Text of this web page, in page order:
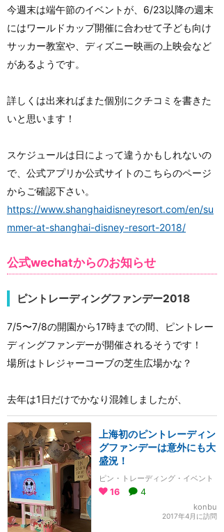
今週末は端午節のイベントが、6/23以降の週末
にはワールドカップ開催に合わせて子ども向け
サッカー教室や、ディズニー映画の上映会など
があるようです。
詳しくは出来ればまた個別にクチコミを書きた
いと思います！
スケジュールは日によって違うかもしれないの
で、公式アプリか公式サイトのこちらのページ
からご確認下さい。
https://www.shanghaidisneyresort.com/en/su
mmer-at-shanghai-disney-resort-2018/
公式wechatからのお知らせ
ピントレーディングファンデー2018
7/5〜7/8の開園から17時までの間、ピントレー
ディングファンデーが開催されるそうです！
場所はトレジャーコーブの芝生広場かな？
去年は1日だけでかなり混雑しましたが、
上海初のピントレーディン
グファンデーは意外にも大
盛況！
ピン・トレーディング・イベント
16 4
konbu
2017年4月に訪問